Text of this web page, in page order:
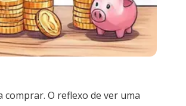
O reflexo de ver uma